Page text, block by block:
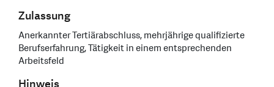
Zulassung
Anerkannter Tertiärabschluss, mehrjährige qualifizierte
Berufserfahrung, Tätigkeit in einem entsprechenden
Arbeitsfeld